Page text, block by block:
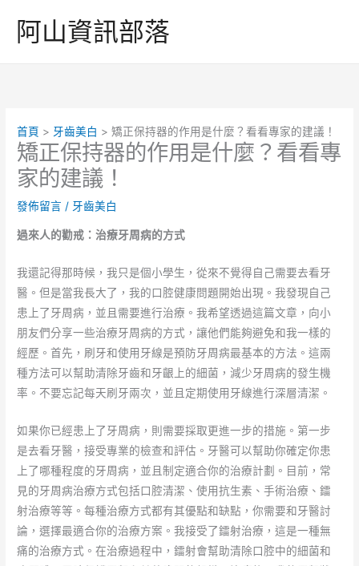
阿山資訊部落
首頁 牙齒美白 矯正保持器的作用是什麼？看看專家的建議！
矯正保持器的作用是什麼？看看專
家的建議！
發佈留言 / 牙齒美白
過來人的勸戒：治療牙周病的方式
我還記得那時候，我只是個小學生，從來不覺得自己需要去看牙
醫。但是當我長大了，我的口腔健康問題開始出現。我發現自己
患上了牙周病，並且需要進行治療。我希望透過這篇文章，向小
朋友們分享一些治療牙周病的方式，讓他們能夠避免和我一樣的
經歷。首先，刷牙和使用牙線是預防牙周病最基本的方法。這兩
種方法可以幫助清除牙齒和牙齦上的細菌，減少牙周病的發生機
率。不要忘記每天刷牙兩次，並且定期使用牙線進行深層清潔。
如果你已經患上了牙周病，則需要採取更進一步的措施。第一步
是去看牙醫，接受專業的檢查和評估。牙醫可以幫助你確定你患
上了哪種程度的牙周病，並且制定適合你的治療計劃。目前，常
見的牙周病治療方式包括口腔清潔、使用抗生素、手術治療、鐳
射治療等等。每種治療方式都有其優點和缺點，你需要和牙醫討
論，選擇最適合你的治療方案。我接受了鐳射治療，這是一種無
痛的治療方式。在治療過程中，鐳射會幫助清除口腔中的細菌和